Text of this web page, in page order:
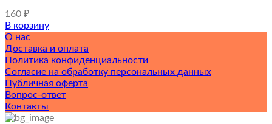
160 ₽
В корзину
О нас
Доставка и оплата
Политика конфиденциальности
Согласие на обработку персональных данных
Публичная оферта
Вопрос-ответ
Контакты